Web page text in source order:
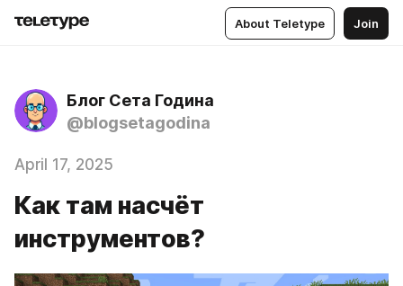
About Teletype Join
Блог Сета Година
@blogsetagodina
April 17, 2025
Как там насчёт
инструментов?